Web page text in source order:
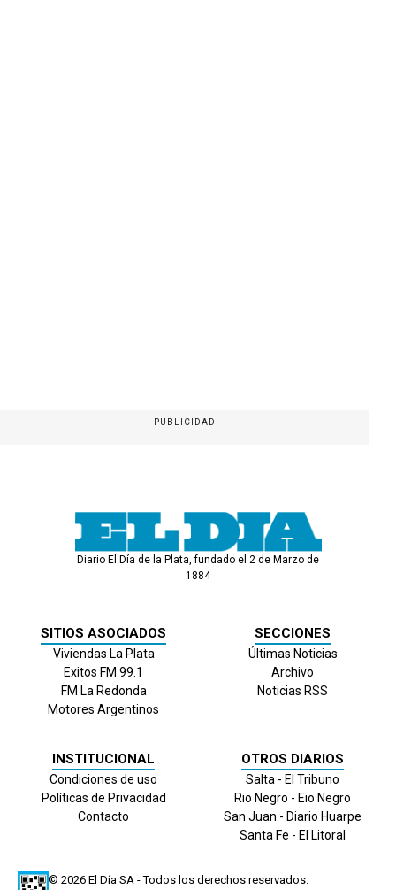
PUBLICIDAD
Diario El Día de la Plata, fundado el 2 de Marzo de
1884
SITIOS ASOCIADOS
Viviendas La Plata
Exitos FM 99.1
FM La Redonda
Motores Argentinos
SECCIONES
Últimas Noticias
Archivo
Noticias RSS
INSTITUCIONAL
Condiciones de uso
Políticas de Privacidad
Contacto
OTROS DIARIOS
Salta - El Tribuno
Rio Negro - Eio Negro
San Juan - Diario Huarpe
Santa Fe - El Litoral
© 2026 El Día SA - Todos los derechos reservados.